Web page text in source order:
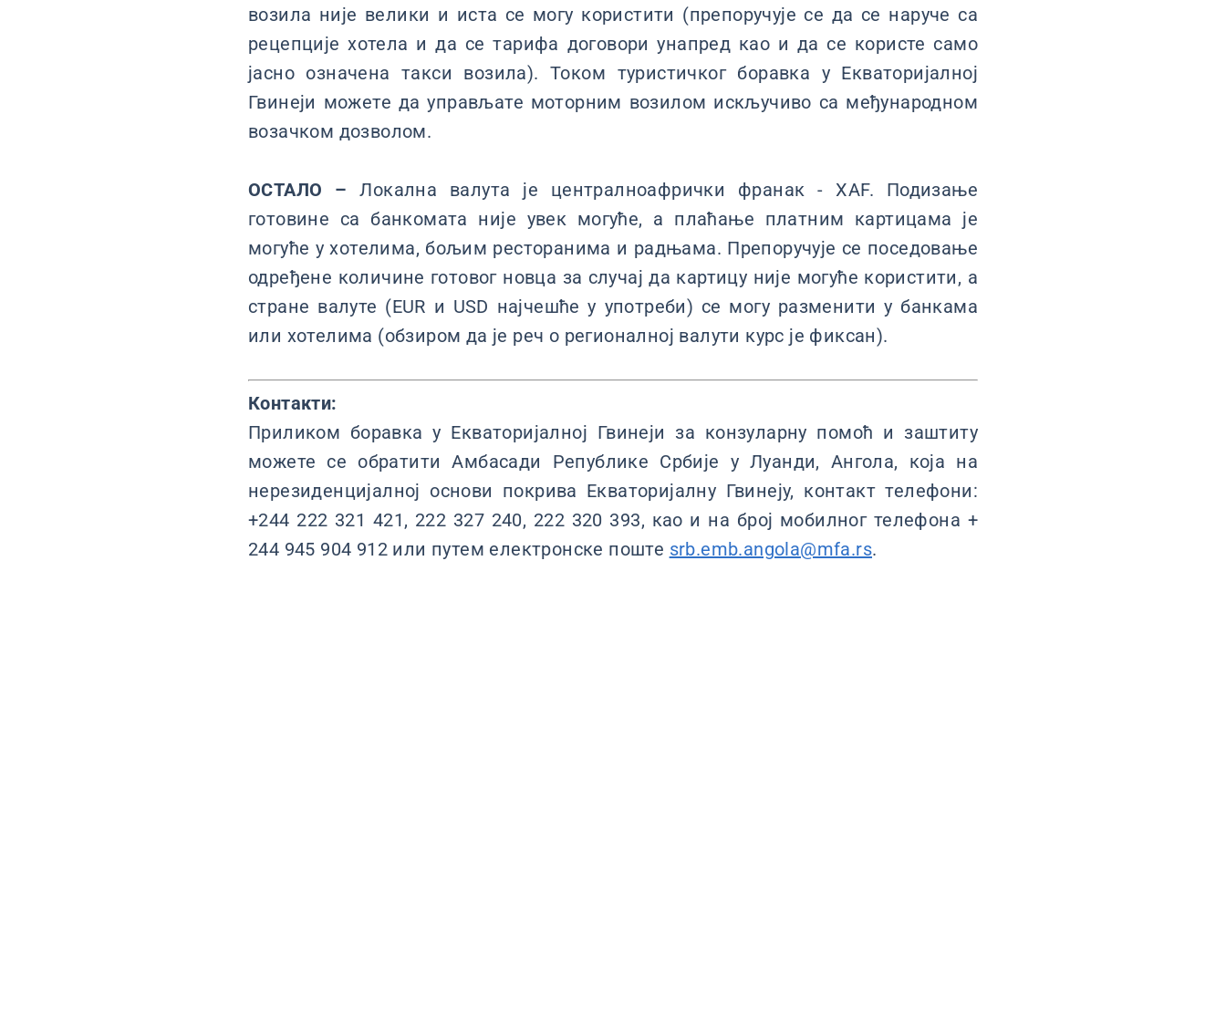
возила није велики и иста се могу користити (препоручује се да се наруче са
рецепције хотела и да се тарифа договори унапред као и да се користе само
јасно означена такси возила). Током туристичког боравка у Екваторијалној
Гвинеји можете да управљате моторним возилом искључиво са међународном
возачком дозволом.
ОСТАЛО – Локална валута је централноафрички франак - XAF. Подизање
готовине са банкомата није увек могуће, а плаћање платним картицама је
могуће у хотелима, бољим ресторанима и радњама. Препоручује се поседовање
одређене количине готовог новца за случај да картицу није могуће користити, а
стране валуте (EUR и USD најчешће у употреби) се могу разменити у банкама
или хотелима (обзиром да је реч о регионалној валути курс је фиксан).
Контакти:
Приликом боравка у Екваторијалној Гвинеји за конзуларну помоћ и заштиту
можете се обратити Амбасади Републике Србије у Луанди, Ангола, која на
нерезиденцијалној основи покрива Екваторијалну Гвинеју, контакт телефони:
+244 222 321 421, 222 327 240, 222 320 393, као и на број мобилног телефона +
244 945 904 912 или путем електронске поште srb.emb.angola@mfa.rs.